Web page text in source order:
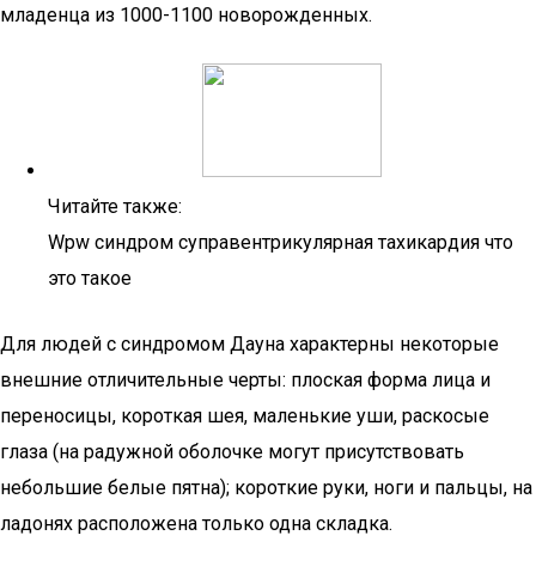
младенца из 1000-1100 новорожденных.
Читайте также:
Wpw синдром суправентрикулярная тахикардия что
это такое
Для людей с синдромом Дауна характерны некоторые
внешние отличительные черты: плоская форма лица и
переносицы, короткая шея, маленькие уши, раскосые
глаза (на радужной оболочке могут присутствовать
небольшие белые пятна); короткие руки, ноги и пальцы, на
ладонях расположена только одна складка.